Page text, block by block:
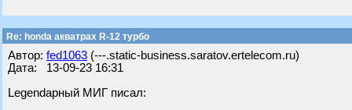
Re: honda акватрах R-12 турбо
Автор: fed1063 (---.static-business.saratov.ertelecom.ru)
Дата: 13-09-23 16:31
Legendарный МИГ писал: